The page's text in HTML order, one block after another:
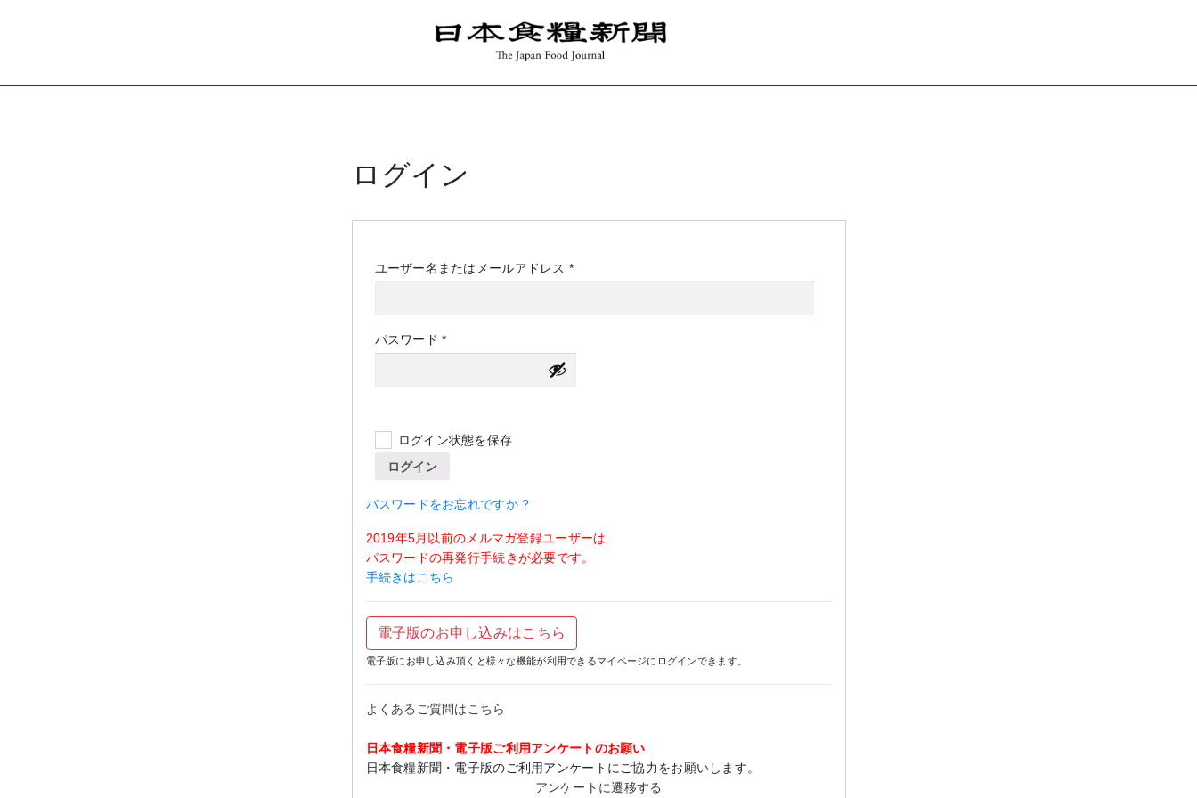
ログイン
ユーザー名またはメールアドレス *必
パスワード*必
須
ログイン状態を保存
ログイン
パスワードをお忘れですか ?
2019年5月以前のメルマガ登録ユーザーは
パスワードの再発行手続きが必要です。
手続きはこちら
電子版のお申し込みはこちら
電子版にお申し込み頂くと様々な機能が利用できるマイページにログインできます。
よくあるご質問はこちら
日本食糧新聞・電子版ご利用アンケートのお願い
日本食糧新聞・電子版のご利用アンケートにご協力をお願いします。
アンケートに遷移する